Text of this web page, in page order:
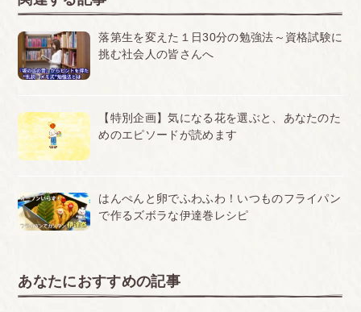
落第生を変えた１日30分の勉強法～資格試験に
挑む社会人の皆さんへ
【特別企画】気になる花を選ぶと、あなたのた
めのエピソードが読めます
はんぺんと卵でふわふわ！いつものフライパン
で作るズボラな伊達巻レシピ
あなたにおすすめの記事